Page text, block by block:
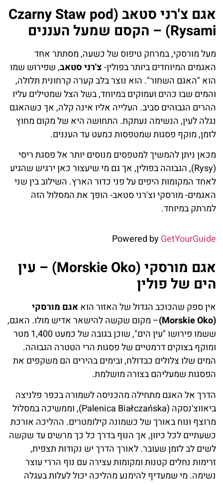
אגם צ'רני סטאב (Czarny Staw pod
Rysami) – הקסם שמעל העננים
מעל מורסקי, במרחק טיפוס של כשעה, מסתתר אחד
האגמים המיוחדים ביותר בפולין-צ'רני סטאב, שפירוש שמו
הוא "האגם השחור". הוא נוצר בלב קערה קרחונית תלולה,
והמים שבו כהים ועמוקים במיוחד, בשל הצל שמטילים עליו
ההרים הגבוהים סביב. העלייה אליו אינה קלה, אך כשהאגם
נגלה לעין, הנשימה נעתקת. התחושה היא של מקום מחוץ
לזמן, מוקף פסגות שמטפסות כמעט עד העננים.
מכאן ניתן להמשיך למטפסים מנוסים יותר אל פסגת ריסי
(Rysy), הגבוהה בפולין, אך גם מי שיעצור כאן ירגיש שהגיע
לאחד המקומות היפים על פני כדור הארץ. השילוב בין שני
האגמים- מורסקי וצ'רני סטאב- הופך את המסלול הזה
למרתק במיוחד.
Powered byGetYourGuide
אגם מורסקי (Morskie Oko) – עין
הים של פולין
אין ספק שהכוכב הגדול של האזור הואאגם מורסקי
(Morskie Oko)
– מקום שקשה להישאר אדיש מולו. האגם,
ששמו פירושו "עין הים", שוכן בגובה של כמעט 1,400 מטר
ומוקף בצוקים דרמטיים של פסגות הרי הטטרה הגבוהה.
המים שלו צלולים כבדולח, ובימים בהירים הם משקפים את
הפסגות שמעליהם בצורה מושלמת.
הדרך אל האגם מתחילה מהכניסה לשמורה בכפר פלניצה
ביאווצ'נסקה (Palenica Białczańska), וממשיכה במסלול
מרוצף ונוח באורך של כשמונה קילומטרים. ההליכה אורכת
כשעתיים לכל כיוון, אך הנוף בדרך כל כך מרשים עד שקשה
לשים לב לזמן שעובר. לאורך הדרך יש נקודות תצפית,
זרימות נחלים קטנות ומקומות עצירה עם נוף הררי עוצר
נשימה. מי שמעדיף להימנע מהליכה יכול לעלות בעגלה